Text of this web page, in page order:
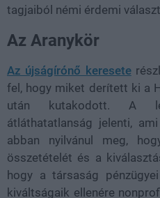
tagjaiból némi érdemi
Az Aranykör
Az újságírónő keresete
fel, hogy miket derített ki a
után kutakodott. A
átláthatatlanság jelenti,
abban nyilvánul meg,
összetételét és a
hogy a társaság
kiváltságaik ellenére